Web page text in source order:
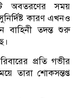
অবতরণের সময়
কারণ এখনও
বাহিনী তদন্ত শুরু
প্রতি গভীর
তারা শোকসন্তপ্ত